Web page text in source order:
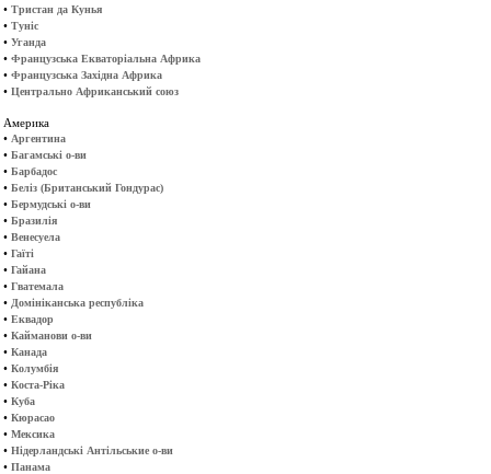
• Тристан да Кунья
• Туніс
• Уганда
• Французська Екваторіальна Африка
• Французська Західна Африка
• Центрально Африканський союз
Америка
• Аргентина
• Багамські о-ви
• Барбадос
• Беліз (Британський Гондурас)
• Бермудські о-ви
• Бразилія
• Венесуела
• Гаїті
• Гайана
• Гватемала
• Домініканська республіка
• Еквадор
• Кайманови о-ви
• Канада
• Колумбія
• Коста-Ріка
• Куба
• Кюрасао
• Мексика
• Нідерландські Антільськие о-ви
• Панама